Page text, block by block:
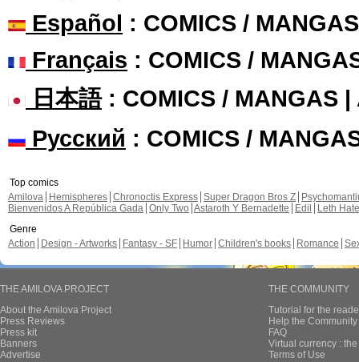
Español : COMICS /
Français : COMICS /
日本語: COMICS / MANGAS |
Русский : COMICS /
Top comics
Amilova
Hemispheres Chronoctis Express Super Dragon Bros Z
Bienvenidos A República Gada Only Two Astaroth Y Bernadette Edil
Leth Hate
Genre
Action
Design - Artworks Fantasy - SF Humor Children's books Romance
THE AMILOVA PROJECT
About the Amilova Project
Press Reviews
Press kit
Banners
Advertise
THE COMMUNITY
Tutorial for the
Help the
FAQ
Virtual currency :
Terms of Use